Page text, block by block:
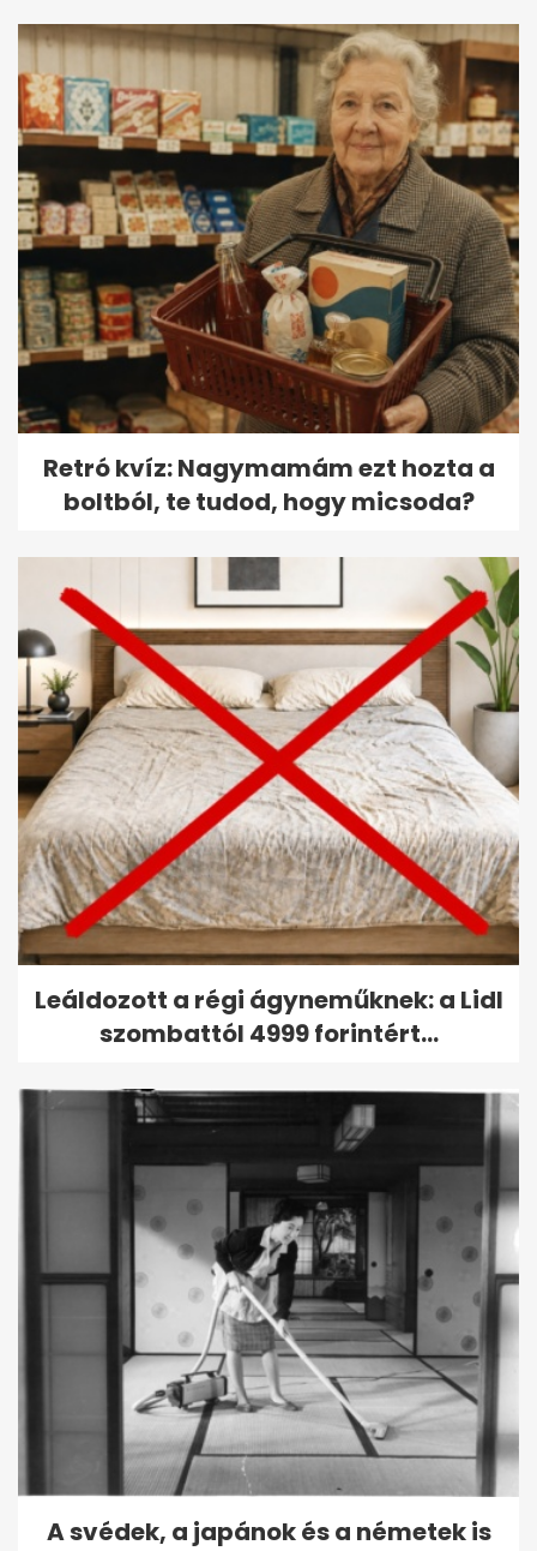
Retró kvíz: Nagymamám ezt hozta a
boltból, te tudod, hogy micsoda?
Leáldozott a régi ágyneműknek: a Lidl
szombattól 4999 forintért...
A svédek, a japánok és a németek is